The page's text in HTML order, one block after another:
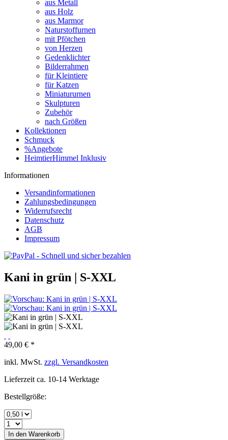
aus Metall
aus Holz
aus Marmor
Naturstoffurnen
mit Pfötchen
von Herzen
Gedenklichter
Bilderrahmen
für Kleintiere
für Katzen
Miniatururnen
Skulpturen
Zubehör
nach Größen
Kollektionen
Schmuck
%Angebote
HeimtierHimmel Inklusiv
Informationen
Versandinformationen
Zahlungsbedingungen
Widerrufsrecht
Datenschutz
AGB
Impressum
Kani in grün | S-XXL
49,00 € *
inkl. MwSt. zzgl. Versandkosten
Lieferzeit ca. 10-14 Werktage
Bestellgröße:
In den Warenkorb